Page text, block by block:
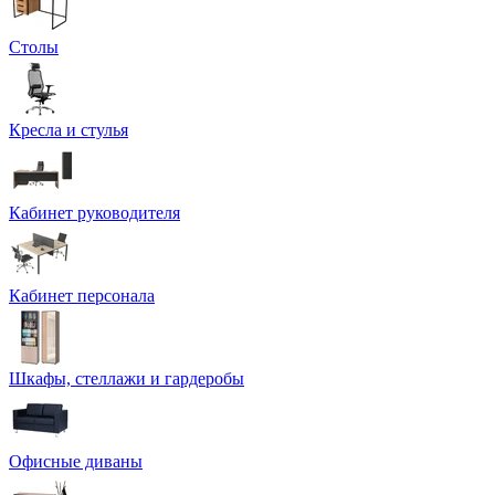
Столы
Кресла и стулья
Кабинет руководителя
Кабинет персонала
Шкафы, стеллажи и гардеробы
Офисные диваны